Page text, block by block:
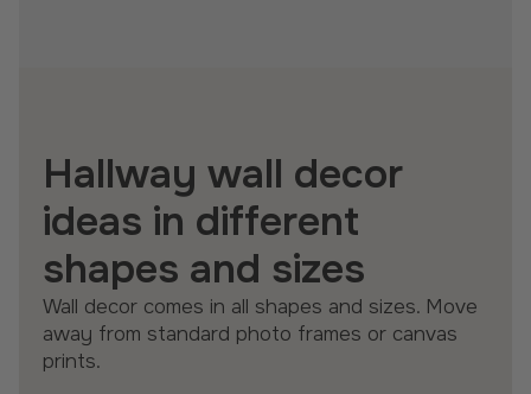
Hallway wall decor
ideas in different
shapes and sizes
Wall decor comes in all shapes and sizes. Move
away from standard photo frames or canvas
prints.